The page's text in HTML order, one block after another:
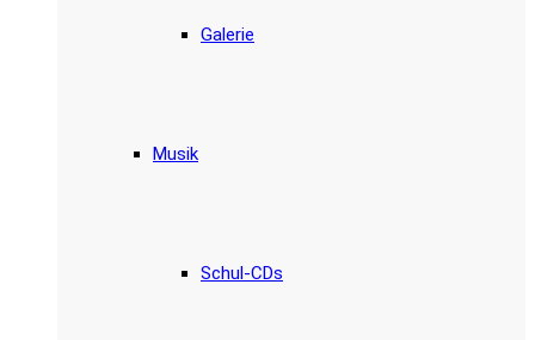
Galerie
Musik
Schul-CDs